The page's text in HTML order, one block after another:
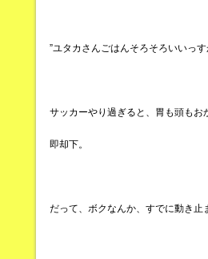
”ユタカさんごはんそろそろいいっす
サッカーやり過ぎると、胃も頭もお
即却下。
だって、ボクなんか、すでに動き止